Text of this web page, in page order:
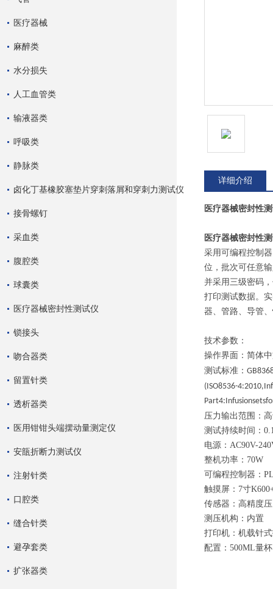
医疗器械
麻醉类
水分损失
人工血管类
输液器类
呼吸类
静脉类
卤化丁基橡胶塞垫片穿刺落屑和穿刺力测试仪
接骨螺钉
采血类
腹腔类
球囊类
医疗器械密封性测试仪
锁接头
吻合器类
留置针类
透析器类
医用钳钳头端摆动量测定仪
安瓿折断力测试仪
注射针类
口腔类
缝合针类
避孕套类
扩张器类
详细介绍
医疗器械密封性
医疗器械密封性
采用可编程控制
位，批次可任意
并采用三级密码
打印测试数据。
器、管路、导管
技术参数：
操作界面：简体
测试标准：
(ISO8536-
压力输出范围：
测试持续时间：
电源：AC90V-
整机功率：70W
可编程控制器：
触摸屏：7寸
传感器：高精度
测压机构：内置
打印机：机载针
配置：500ML量